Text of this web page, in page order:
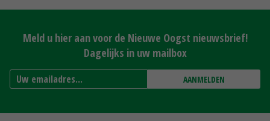
Meld u hier aan voor de Nieuwe Oogst nieuwsbrief!
Dagelijks in uw mailbox
AANMELDEN